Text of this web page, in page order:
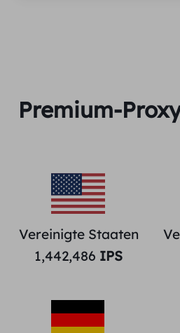
Premium-
Vereinigte Staaten
1,442,486 IPS